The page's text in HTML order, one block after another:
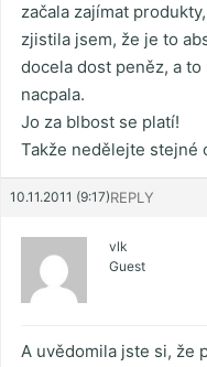
začala zajímat
zjistila jsem, že je to
docela dost peněz, a
nacpala.
Jo za blbost se platí!
Takže nedělejte stejné
10.11.2011 (9:17)REPLY
vlk
Guest
A uvědomila jste si, že